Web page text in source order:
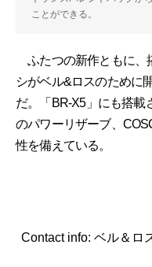
ことができる。
ふたつの新作ともに、
シがベル&ロスのために
だ。「BR-X5」にも搭載
のパワーリザーブ、
性を備えている。
Contact info: ベル＆